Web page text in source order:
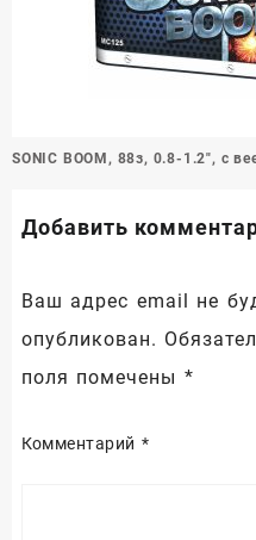
Навигация
SONIC BOOM, 88з, 0.8-1.2″, с
Добавить
Ваш адрес email не
опубликован.
поля помечены *
Комментарий *